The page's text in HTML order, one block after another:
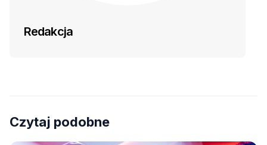
Redakcja
Czytaj podobne